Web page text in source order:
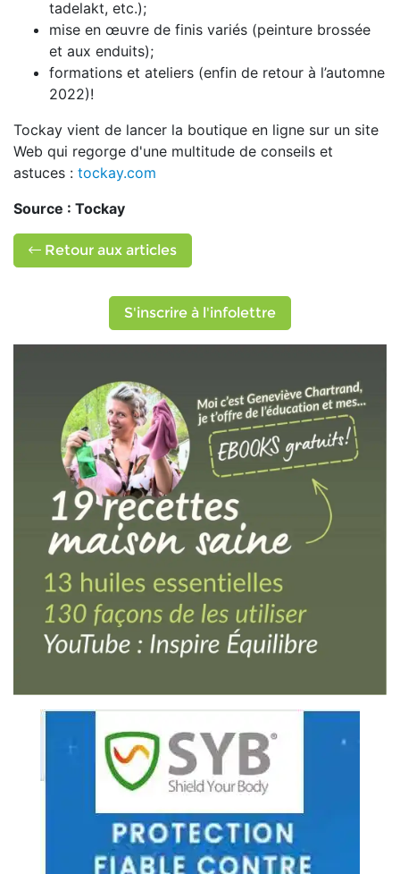
tadelakt, etc.);
mise en œuvre de finis variés (peinture brossée
et aux enduits);
formations et ateliers (enfin de retour à l’automne
2022)!
Tockay vient de lancer la boutique en ligne sur un site
Web qui regorge d'une multitude de conseils et
astuces : tockay.com
Source : Tockay
Retour aux articles
S'inscrire à l'infolettre